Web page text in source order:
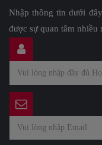
Nhập thông tin dưới
được sự quan tâm nhiều